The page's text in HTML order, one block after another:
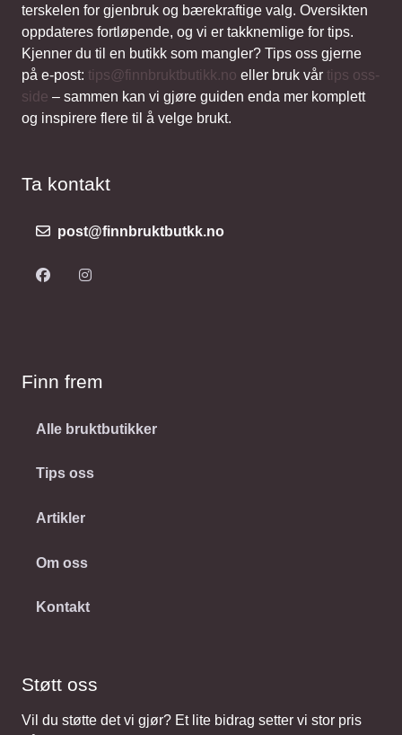
terskelen for gjenbruk og bærekraftige valg. Oversikten
oppdateres fortløpende, og vi er takknemlige for tips.
Kjenner du til en butikk som mangler? Tips oss gjerne
på e-post: tips@finnbruktbutikk.no eller bruk vår tips oss-
side – sammen kan vi gjøre guiden enda mer komplett
og inspirere flere til å velge brukt.
Ta kontakt
post@finnbruktbutkk.no
Finn frem
Alle bruktbutikker
Tips oss
Artikler
Om oss
Kontakt
Støtt oss
Vil du støtte det vi gjør? Et lite bidrag setter vi stor pris